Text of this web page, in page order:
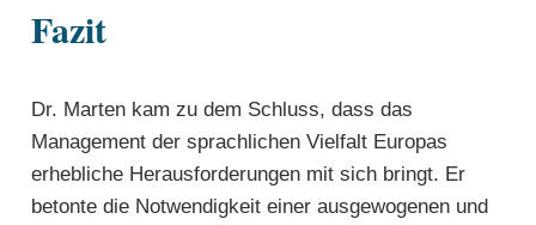
Fazit
Dr. Marten kam zu dem Schluss, dass das
Management der sprachlichen Vielfalt Europas
erhebliche Herausforderungen mit sich bringt. Er
betonte die Notwendigkeit einer ausgewogenen und